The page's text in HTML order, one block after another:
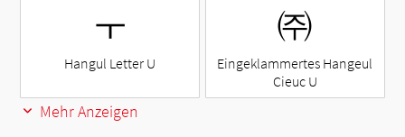
ㅜ
Hangul Letter U
㈜
Eingeklammertes Hangeul
Cieuc U
Mehr Anzeigen